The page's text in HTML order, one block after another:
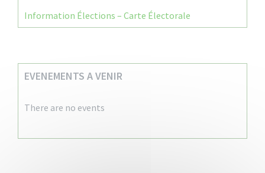
Information Élections – Carte Électorale
EVENEMENTS A VENIR
There are no events